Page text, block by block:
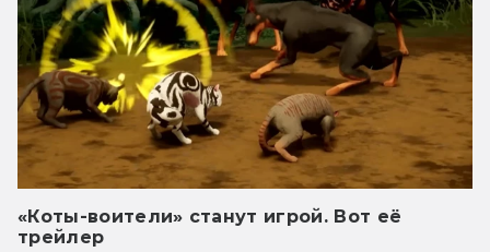
«Коты-воители» станут игрой. Вот её
трейлер